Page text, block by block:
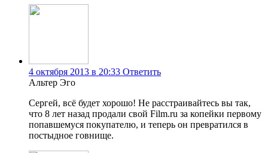
4 октября 2013 в 20:33 Ответить
Альтер Эго
Сергей, всё будет хорошо! Не расстраивайтесь вы так,
что 8 лет назад продали свой Film.ru за копейки первому
попавшемуся покупателю, и теперь он превратился в
постыдное говнище.